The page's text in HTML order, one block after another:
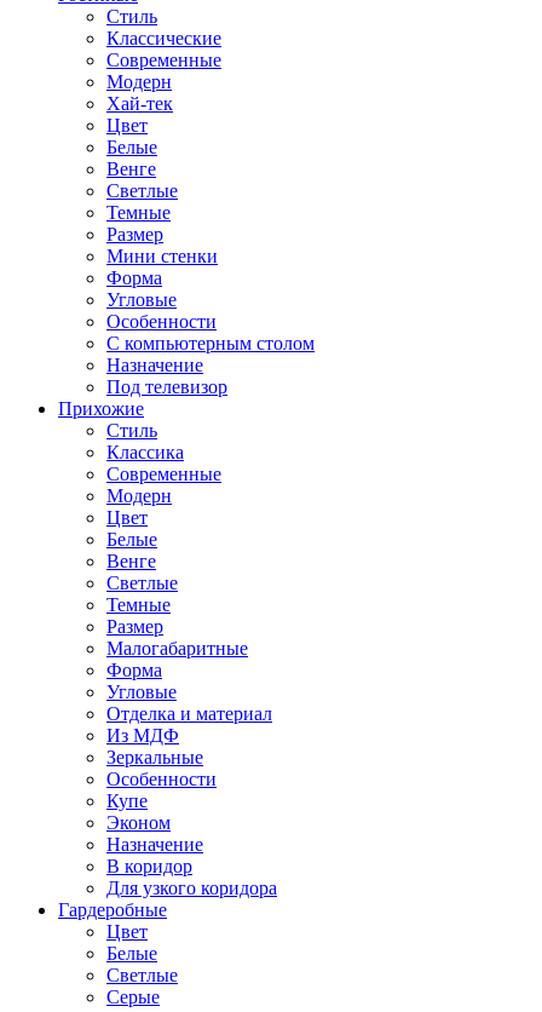
Стиль
Классические
Современные
Модерн
Хай-тек
Цвет
Белые
Венге
Светлые
Темные
Размер
Мини стенки
Форма
Угловые
Особенности
С компьютерным столом
Назначение
Под телевизор
Прихожие
Стиль
Классика
Современные
Модерн
Цвет
Белые
Венге
Светлые
Темные
Размер
Малогабаритные
Форма
Угловые
Отделка и материал
Из МДФ
Зеркальные
Особенности
Купе
Эконом
Назначение
В коридор
Для узкого коридора
Гардеробные
Цвет
Белые
Светлые
Серые